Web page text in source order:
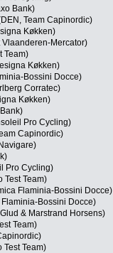
Bank)
Team Capinordic)
Køkken)
Vlaanderen-Mercator)
Team)
Køkken)
Bossini Docce)
Corratec)
Køkken)
Pro Cycling)
Capinordic)
Pro Cycling)
Test Team)
Flaminia-Bossini Docce)
Bossini Docce)
& Marstrand Horsens)
Team)
Test Team)